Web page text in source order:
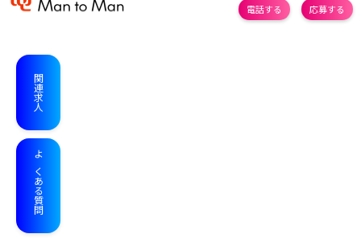
電話する 応募する
関連求人
よくある質問